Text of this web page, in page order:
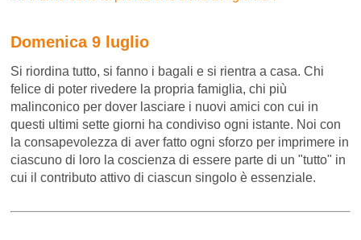
Domenica 9 luglio
Si riordina tutto, si fanno i bagali e si rientra a casa. Chi
felice di poter rivedere la propria famiglia, chi più
malinconico per dover lasciare i nuovi amici con cui in
questi ultimi sette giorni ha condiviso ogni istante. Noi con
la consapevolezza di aver fatto ogni sforzo per imprimere in
ciascuno di loro la coscienza di essere parte di un "tutto" in
cui il contributo attivo di ciascun singolo è essenziale.